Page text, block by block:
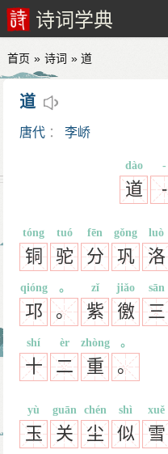
诗词学典
首页 » 诗词 » 道
道
唐代 ：李峤
道
dào
-
-
铜
tóng
驼
tuó
分
fēn
巩
gǒng
洛
luò
邛
qióng
。
。
紫
zǐ
徼
jiǎo
三
sān
十
shí
二
èr
重
zhòng
。
。
玉
yù
关
guān
尘
chén
似
shì
雪
xuě